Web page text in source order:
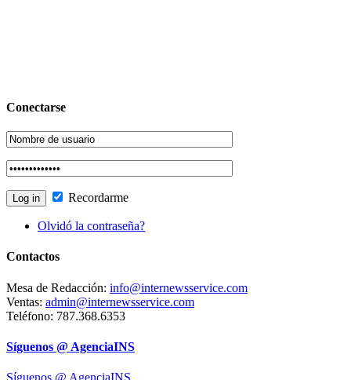
Conectarse
Recordarme
Olvidó la contraseña?
Contactos
Mesa de Redacción: info@internewsservice.com
Ventas: admin@internewsservice.com
Teléfono: 787.368.6353
Síguenos @ AgenciaINS
Síguenos @ AgenciaINS